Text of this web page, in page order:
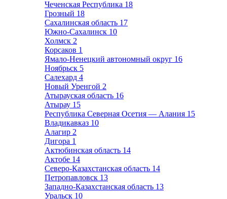
Чеченская Республика 18
Грозный 18
Сахалинская область 17
Южно-Сахалинск 10
Холмск 2
Корсаков 1
Ямало-Ненецкий автономный округ 16
Ноябрьск 5
Салехард 4
Новый Уренгой 2
Атырауская область 16
Атырау 15
Республика Северная Осетия — Алания 15
Владикавказ 10
Алагир 2
Дигора 1
Актюбинская область 14
Актобе 14
Северо-Казахстанская область 14
Петропавловск 13
Западно-Казахстанская область 13
Уральск 10